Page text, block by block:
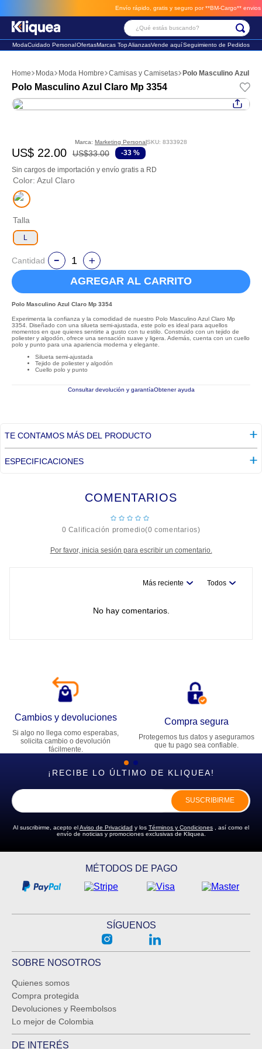
Envío rápido, gratis y seguro por **BM-Cargo** envios a
¿Qué estás buscando?
ModaCuidado PersonalOfertasMarcas TopAlianzasVende aquíSeguimiento de Pedidos
Moda Moda Hombre Camisas y Camisetas Polo Masculino Azul
Polo Masculino Azul Claro Mp 3354
Marca: Marketing PersonalSKU: 8333928
US$ 22.00 US$33.00 -33 %
Sin cargos de importación y envío gratis a RD
Color: Azul Claro
Talla
L
Cantidad
AGREGAR AL CARRITO
Polo Masculino Azul Claro Mp 3354
Experimenta la confianza y la comodidad de nuestro Polo Masculino Azul Claro Mp
3354. Diseñado con una silueta semi-ajustada, este polo es ideal para aquellos
momentos en que quieres sentirte a gusto con tu estilo. Construido con un tejido de
poliester y algodón, ofrece una sensación suave y ligera. Además, cuenta con un cuello
polo y punto para una apariencia moderna y elegante.
Silueta semi-ajustada
Tejido de poliester y algodón
Cuello polo y punto
Consultar devolución y garantíaObtener ayuda
TE CONTAMOS MÁS DEL PRODUCTO
ESPECIFICACIONES
COMENTARIOS
☆☆☆☆
☆
0 Calificación promedio(0 comentarios)
Por favor, inicia sesión para escribir un comentario.
Más reciente Todos
No hay comentarios.
Cambios y devoluciones
Si algo no llega como esperabas,
solicita cambio o devolución
fácilmente.
Compra segura
Protegemos tus datos y aseguramos
que tu pago sea confiable.
¡RECIBE LO ÚLTIMO DE KLIQUEA!
SUSCRIBIRME
Al suscribirme, acepto elAviso de Privacidad y los Términos y Condiciones , así como el
envío de noticias y promociones exclusivas de Kliquea.
MÉTODOS DE PAGO
SÍGUENOS
SOBRE NOSOTROS
Quienes somos
Compra protegida
Devoluciones y Reembolsos
Lo mejor de Colombia
DE INTERÉS
2. sandalia